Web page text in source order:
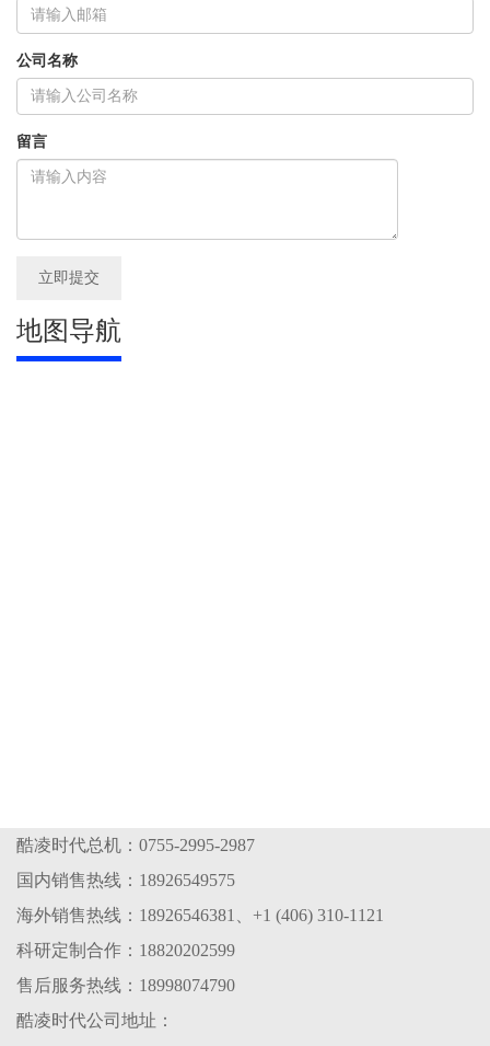
公司名称
留言
地图导航
酷凌时代总机：0755-2995-2987
国内销售热线：18926549575
海外销售热线：18926546381、+1 (406) 310-1121
科研定制合作：18820202599
售后服务热线：18998074790
酷凌时代公司地址：